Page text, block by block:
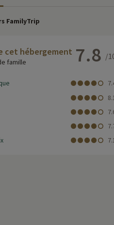
FamilyTrip
cet hébergement
famille 7.8 /
8.1